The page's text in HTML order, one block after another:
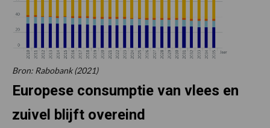
Bron: Rabobank (2021)
Europese consumptie van vlees en
zuivel blijft overeind